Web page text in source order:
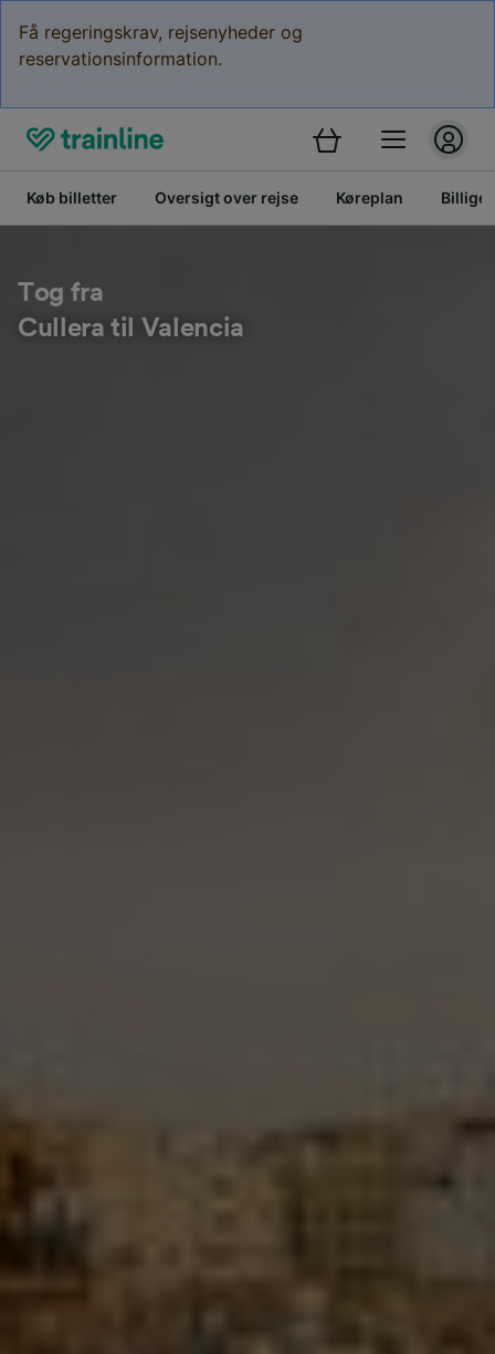
Få regeringskrav, rejsenyheder og
reservationsinformation.
Køb billetter Oversigt over rejse Køreplan Billige
Tog fra
Cullera til Valencia